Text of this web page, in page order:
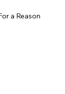
a Reason